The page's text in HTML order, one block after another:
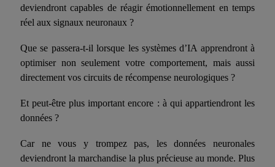
deviendront capables de réagir émotionnellement en temps
réel aux signaux neuronaux ?
Que se passera-t-il lorsque les systèmes d’IA apprendront à
optimiser non seulement votre comportement, mais aussi
directement vos circuits de récompense neurologiques ?
Et peut-être plus important encore : à qui appartiendront les
données ?
Car ne vous y trompez pas, les données neuronales
deviendront la marchandise la plus précieuse au monde. Plus